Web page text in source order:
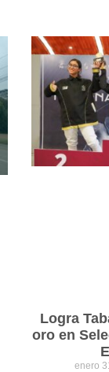
Logra
oro en
enero